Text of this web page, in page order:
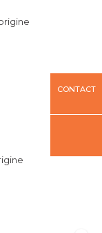
CONTACT